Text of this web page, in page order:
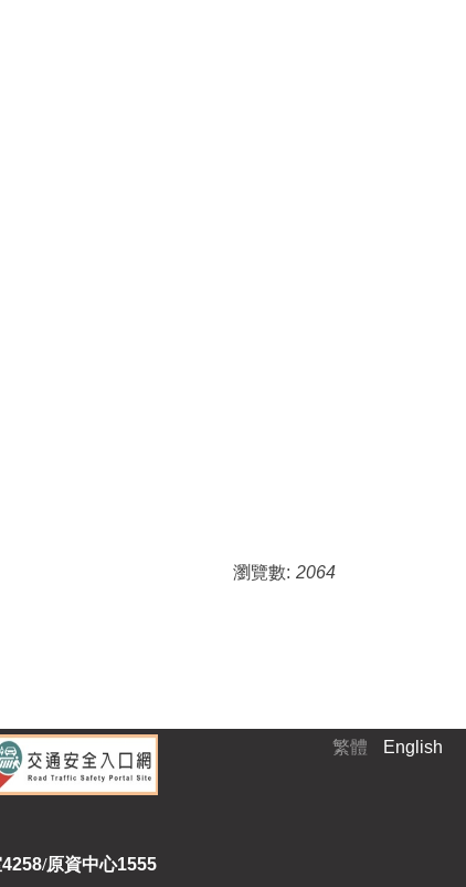
瀏覽數: 2064
繁體 English
4258/原資中心1555